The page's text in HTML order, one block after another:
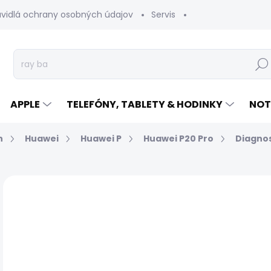
ochrany osobných údajov Servis
Hľadať
APPLE TELEFÓNY, TABLETY & HODINKY
Huawei Huawei P Huawei P20 Pro